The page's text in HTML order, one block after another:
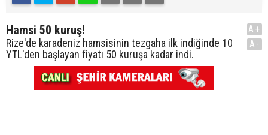
Hamsi 50 kuruş!
Rize'de karadeniz hamsisinin tezgaha ilk indiğinde 10
YTL'den başlayan fiyatı 50 kuruşa kadar indi.
A+
A-